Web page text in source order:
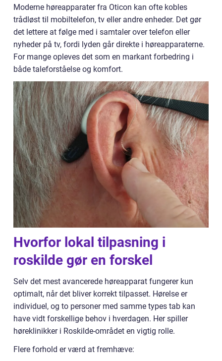
Moderne høreapparater fra Oticon kan ofte kobles
trådløst til mobiltelefon, tv eller andre enheder. Det gør
det lettere at følge med i samtaler over telefon eller
nyheder på tv, fordi lyden går direkte i høreapparaterne.
For mange opleves det som en markant forbedring i
både taleforståelse og komfort.
Hvorfor lokal tilpasning i
roskilde gør en forskel
Selv det mest avancerede høreapparat fungerer kun
optimalt, når det bliver korrekt tilpasset. Hørelse er
individuel, og to personer med samme types tab kan
have vidt forskellige behov i hverdagen. Her spiller
høreklinikker i Roskilde-området en vigtig rolle.
Flere forhold er værd at fremhæve: